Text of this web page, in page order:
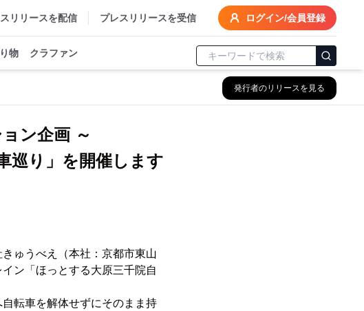
リリースを配信 プレスリリースを受信 ログイン/会員登録
物 クラファン
発行者のリリースを見る
ン企画 ～
巡り」を開催します
ゅうべえ（本社：京都市東山
ン「ほっとする大原三千院自
転車を解体せずにそのまま持